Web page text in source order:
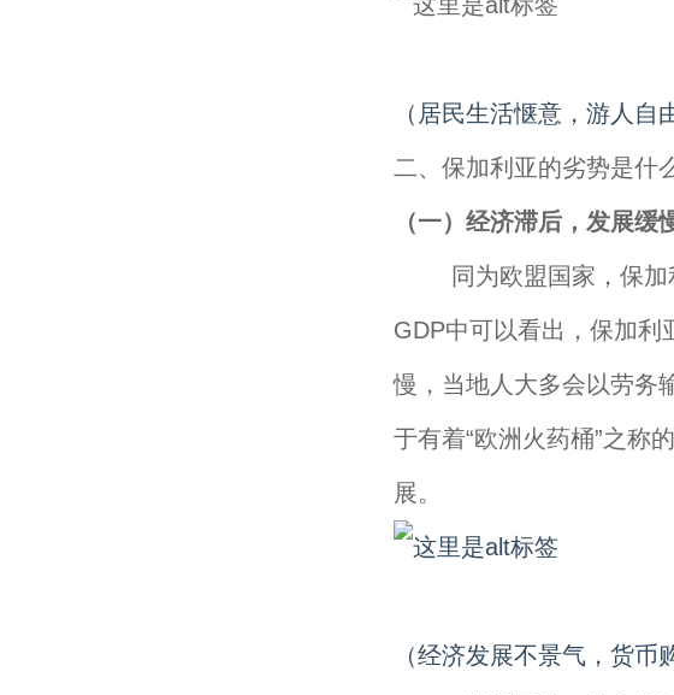
（居民生活惬意，游人自
二、保加利亚的劣势是什
（一）经济滞后，发展缓
同为欧盟国家，保加利
GDP中可以看出，保加利
慢，当地人大多会以劳务
于有着“欧洲火药桶”之称
展。
（经济发展不景气，货币